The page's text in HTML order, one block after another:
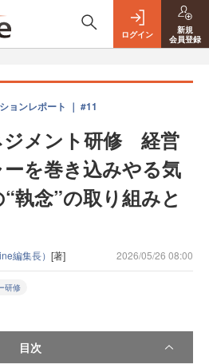
ログイン
新規
会員登録
ョンレポート ｜ #11
ジメント研修 経営
を巻き込みやる気
執念”の取り組みと
編集長） [著] 2026/05/26 08:00
研修
目次